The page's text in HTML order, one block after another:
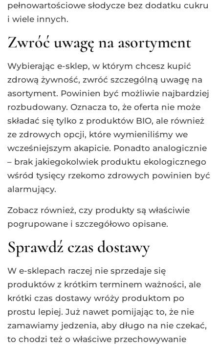
pełnowartościowe słodycze bez dodatku cukru
i wiele innych.
Zwróć uwagę na asortyment
Wybierając e-sklep, w którym chcesz kupić
zdrową żywność, zwróć szczególną uwagę na
asortyment. Powinien być możliwie najbardziej
rozbudowany. Oznacza to, że oferta nie może
składać się tylko z produktów BIO, ale również
ze zdrowych opcji, które wymieniliśmy we
wcześniejszym akapicie. Ponadto analogicznie
– brak jakiegokolwiek produktu ekologicznego
wśród tysięcy rzekomo zdrowych powinien być
alarmujący.
Zobacz również, czy produkty są właściwie
pogrupowane i szczegółowo opisane.
Sprawdź czas dostawy
W e-sklepach raczej nie sprzedaje się
produktów z krótkim terminem ważności, ale
krótki czas dostawy wróży produktom po
prostu lepiej. Już nawet pomijając to, że nie
zamawiamy jedzenia, aby długo na nie czekać,
to chodzi też o właściwe przechowywanie